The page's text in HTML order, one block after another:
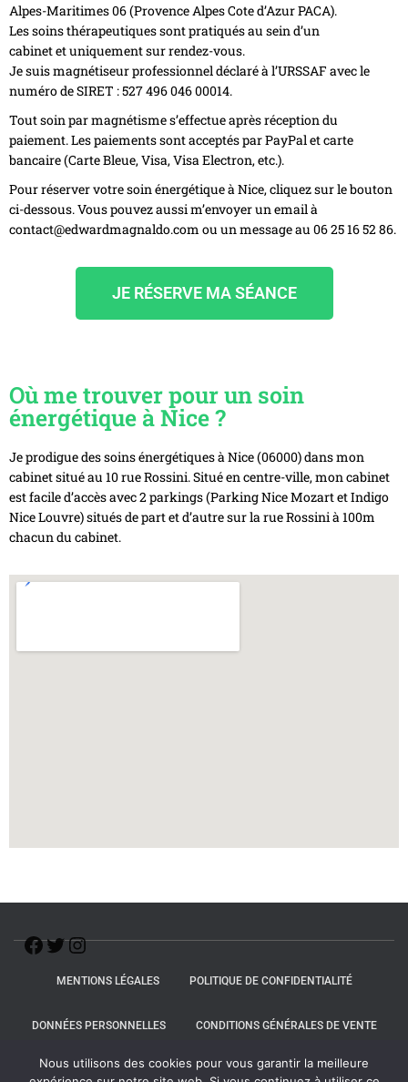
Alpes-Maritimes 06 (Provence Alpes Cote d’Azur PACA).
Les soins thérapeutiques sont pratiqués au sein d’un
cabinet et uniquement sur rendez-vous.
Je suis magnétiseur professionnel déclaré à l’URSSAF avec le
numéro de SIRET : 527 496 046 00014.
Tout soin par magnétisme s’effectue après réception du
paiement. Les paiements sont acceptés par PayPal et carte
bancaire (Carte Bleue, Visa, Visa Electron, etc.).
Pour réserver votre soin énergétique à Nice, cliquez sur le bouton
ci-dessous. Vous pouvez aussi m’envoyer un email à
contact@edwardmagnaldo.com ou un message au 06 25 16 52 86.
JE RÉSERVE MA SÉANCE
Où me trouver pour un soin
énergétique à Nice ?
Je prodigue des soins énergétiques à Nice (06000) dans mon
cabinet situé au 10 rue Rossini. Situé en centre-ville, mon cabinet
est facile d’accès avec 2 parkings (Parking Nice Mozart et Indigo
Nice Louvre) situés de part et d’autre sur la rue Rossinià 100m
chacun du cabinet.
MENTIONS LÉGALES POLITIQUE DE CONFIDENTIALITÉ
DONNÉES PERSONNELLES CONDITIONS GÉNÉRALES DE VENTE
FAQ
Nous utilisons des cookies pour vous garantir la meilleure